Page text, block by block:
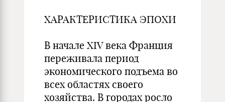
ХАРАКТЕРИСТИКА ЭПОХИ
В начале XIV века Франция
переживала период
экономического подъема во
всех областях своего
хозяйства. В городах росло